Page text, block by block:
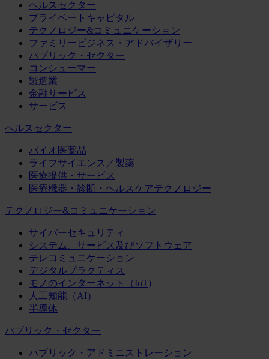
ヘルスセクター
プライベートキャピタル
テクノロジー&コミュニケーション
ファミリービジネス・アドバイザリー
パブリック・セクター
コンシューマー
製造業
金融サービス
サービス
ヘルスセクター
バイオ医薬品
ライフサイエンス／製薬
医療提供・サービス
医療機器・診断・ヘルスケアテクノロジー
テクノロジー&コミュニケーション
サイバーセキュリティ
システム、サービス及びソフトウェア
テレコミュニケーション
デジタルプラクティス
モノのインターネット（IoT)
人工知能（AI）
半導体
パブリック・セクター
パブリック・アドミニストレーション